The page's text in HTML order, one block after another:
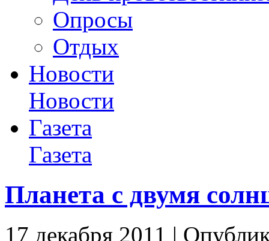
Опросы
Отдых
Новости
Новости
Газета
Газета
Планета с двумя
17 декабря 2011 |